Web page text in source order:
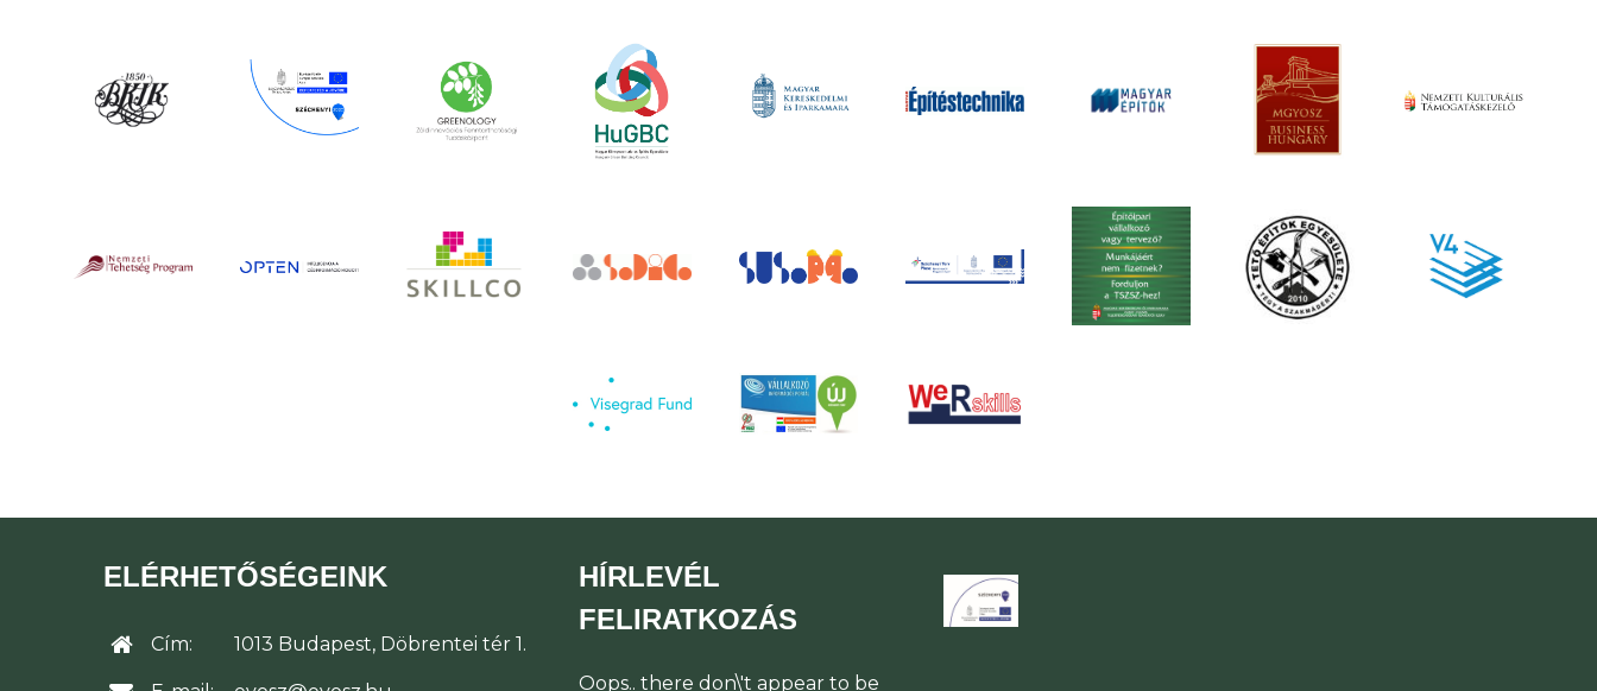
ELÉRHETŐSÉGEINK
Cím: 1013 Budapest, Döbrentei tér 1.
HÍRLEVÉL
FELIRATKOZÁS
Oops.. there don\'t appear to be